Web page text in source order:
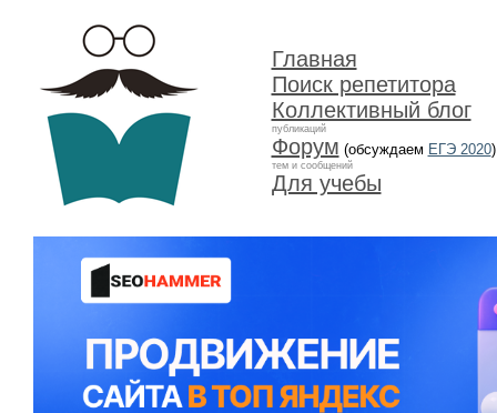
Главная
Поиск репетитора
Коллективный блог
публикаций
Форум (обсуждаем ЕГЭ 2020)
тем и сообщений
Для учебы